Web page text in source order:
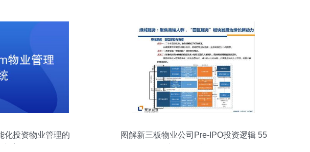
化投资物业管理的
图解新三板物业公司Pre-IPO投资逻辑 55